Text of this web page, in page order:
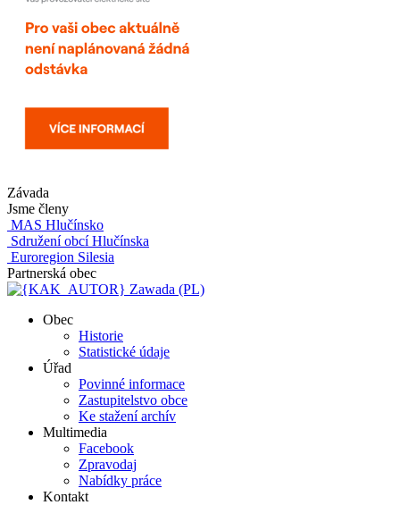
Závada
Jsme členy
MAS Hlučínsko
Sdružení obcí Hlučínska
Euroregion Silesia
Partnerská obec
Zawada (PL)
Obec
Historie
Statistické údaje
Úřad
Povinné informace
Zastupitelstvo obce
Ke stažení archív
Multimedia
Facebook
Zpravodaj
Nabídky práce
Kontakt